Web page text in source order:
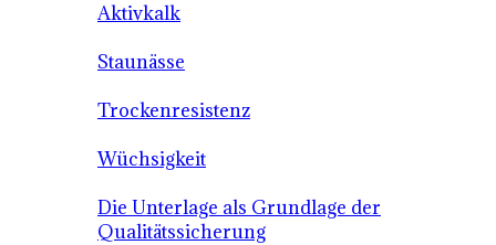
Aktivkalk
Staunässe
Trockenresistenz
Wüchsigkeit
Die Unterlage als Grundlage der
Qualitätssicherung